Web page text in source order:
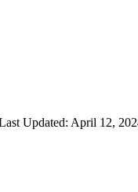
Updated: April 12,